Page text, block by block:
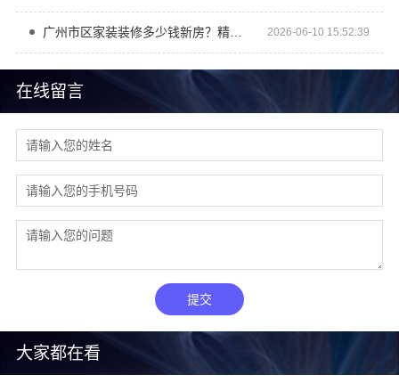
大家都在看
在线留言
提交
广州市区家装装修多少钱新房？精匠饰家一站式装修透明报价 2026-06-10 15:52:39